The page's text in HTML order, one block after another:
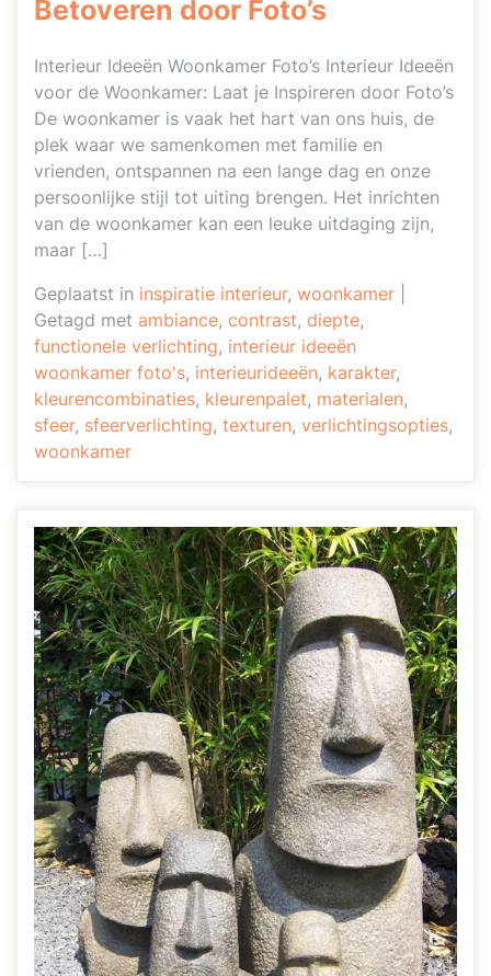
Betoveren door Foto’s
Interieur Ideeën Woonkamer Foto’s Interieur Ideeën
voor de Woonkamer: Laat je Inspireren door Foto’s
De woonkamer is vaak het hart van ons huis, de
plek waar we samenkomen met familie en
vrienden, ontspannen na een lange dag en onze
persoonlijke stijl tot uiting brengen. Het inrichten
van de woonkamer kan een leuke uitdaging zijn,
maar […]
Geplaatst in inspiratie interieur, woonkamer
Getagd met ambiance, contrast, diepte,
functionele verlichting, interieur ideeën
woonkamer foto's, interieurideeën, karakter,
kleurencombinaties, kleurenpalet, materialen,
sfeer, sfeerverlichting, texturen, verlichtingsopties,
woonkamer